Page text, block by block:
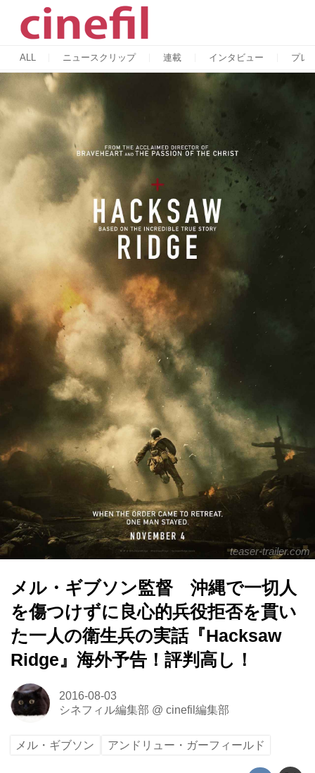
ALL ニュースクリップ 連載 インタビュー プレ
teaser-trailer.com
メル・ギブソン監督 沖縄で一切人
を傷つけずに良心的兵役拒否を貫い
た一人の衛生兵の実話『Hacksaw
Ridge』海外予告！評判高し！
2016-08-03
シネフィル編集部 @ cinefil編集部
メル・ギブソン アンドリュー・ガーフィールド